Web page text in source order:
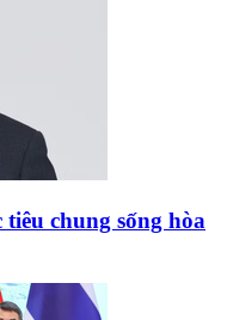
chung sống hòa